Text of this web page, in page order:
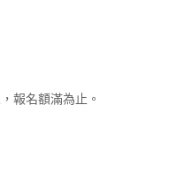
，報名額滿為止。